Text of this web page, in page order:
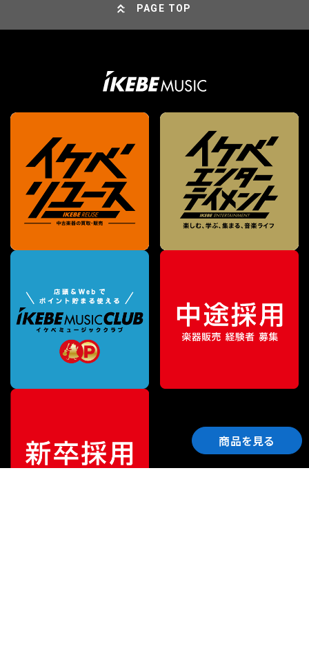
商品を見る
PAGE TOP